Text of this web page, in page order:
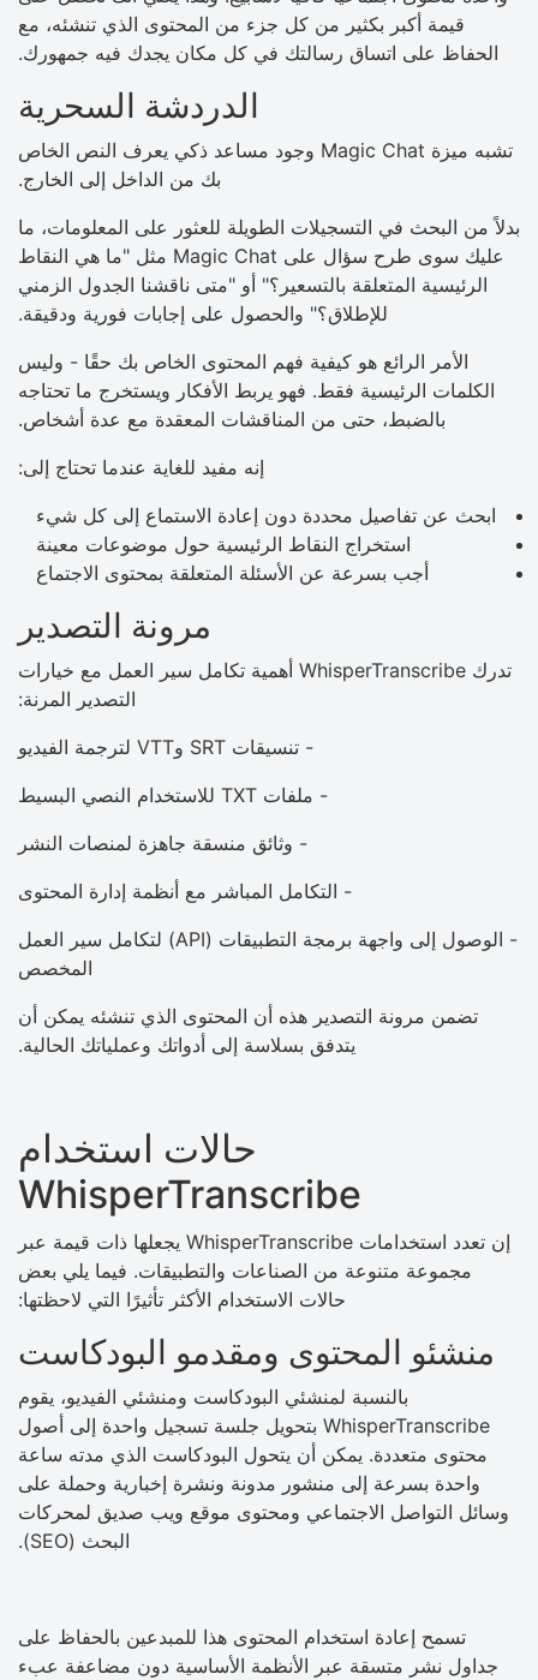
قيمة أكبر بكثير من كل جزء من المحتوى الذي تنشئه، مع
الحفاظ على اتساق رسالتك في كل مكان يجدك فيه جمهورك.
الدردشة السحرية
تشبه ميزة Magic Chat وجود مساعد ذكي يعرف النص الخاص
بك من الداخل إلى الخارج.
بدلاً من البحث في التسجيلات الطويلة للعثور على المعلومات، ما
عليك سوى طرح سؤال على Magic Chat مثل "ما هي النقاط
الرئيسية المتعلقة بالتسعير؟" أو "متى ناقشنا الجدول الزمني
للإطلاق؟" والحصول على إجابات فورية ودقيقة.
الأمر الرائع هو كيفية فهم المحتوى الخاص بك حقًا - وليس
الكلمات الرئيسية فقط. فهو يربط الأفكار ويستخرج ما تحتاجه
بالضبط، حتى من المناقشات المعقدة مع عدة أشخاص.
إنه مفيد للغاية عندما تحتاج إلى:
ابحث عن تفاصيل محددة دون إعادة الاستماع إلى كل شيء
استخراج النقاط الرئيسية حول موضوعات معينة
أجب بسرعة عن الأسئلة المتعلقة بمحتوى الاجتماع
مرونة التصدير
تدرك WhisperTranscribe أهمية تكامل سير العمل مع خيارات
التصدير المرنة:
- تنسيقات SRT وVTT لترجمة الفيديو
- ملفات TXT للاستخدام النصي البسيط
- وثائق منسقة جاهزة لمنصات النشر
- التكامل المباشر مع أنظمة إدارة المحتوى
- الوصول إلى واجهة برمجة التطبيقات (API) لتكامل سير العمل
المخصص
تضمن مرونة التصدير هذه أن المحتوى الذي تنشئه يمكن أن
يتدفق بسلاسة إلى أدواتك وعملياتك الحالية.
حالات استخدام
WhisperTranscribe
إن تعدد استخدامات WhisperTranscribe يجعلها ذات قيمة عبر
مجموعة متنوعة من الصناعات والتطبيقات. فيما يلي بعض
حالات الاستخدام الأكثر تأثيرًا التي لاحظتها:
منشئو المحتوى ومقدمو البودكاست
بالنسبة لمنشئي البودكاست ومنشئي الفيديو، يقوم
WhisperTranscribe بتحويل جلسة تسجيل واحدة إلى أصول
محتوى متعددة. يمكن أن يتحول البودكاست الذي مدته ساعة
واحدة بسرعة إلى منشور مدونة ونشرة إخبارية وحملة على
وسائل التواصل الاجتماعي ومحتوى موقع ويب صديق لمحركات
البحث (SEO).
تسمح إعادة استخدام المحتوى هذا للمبدعين بالحفاظ على
جداول نشر متسقة عبر الأنظمة الأساسية دون مضاعفة عبء